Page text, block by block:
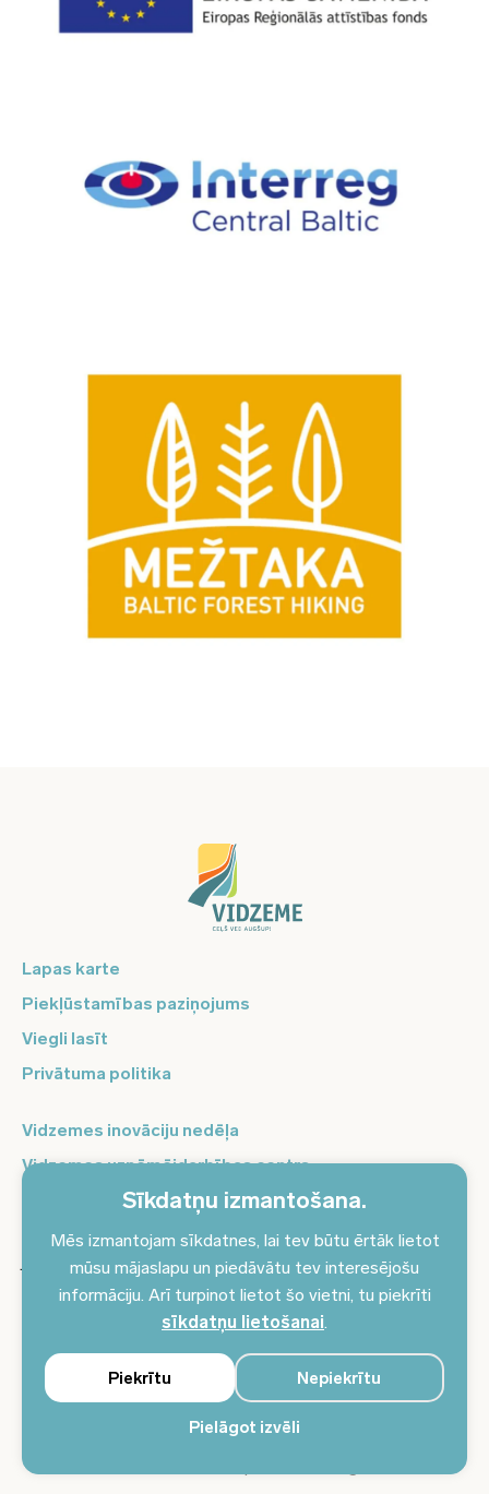
Sīkdatņu izmantošana.
Mēs izmantojam sīkdatnes, lai tev būtu ērtāk lietot
mūsu mājaslapu un piedāvātu tev interesējošu
informāciju. Arī turpinot lietot šo vietni, tu piekrīti
sīkdatņu lietošanai.
Pielāgot izvēli
Nepiekrītu
Piekrītu
Lapas karte
Piekļūstamības paziņojums
Viegli lasīt
Privātuma politika
Vidzemes inovāciju nedēļa
Vidzemes uzņēmējdarbības centrs
Balso Vidzeme
Pierakstieties jaunumiem un saņemiet aktuālākos
jaunumus savā e-pastā!
Pieteikties jaunumiem